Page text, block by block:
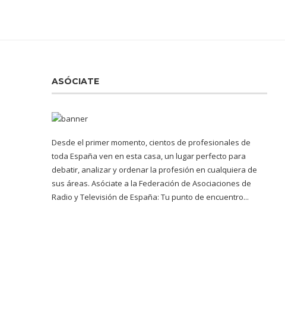
ASÓCIATE
Desde el primer momento, cientos de profesionales de
toda España ven en esta casa, un lugar perfecto para
debatir, analizar y ordenar la profesión en cualquiera de
sus áreas. Asóciate a la Federación de Asociaciones de
Radio y Televisión de España: Tu punto de encuentro...